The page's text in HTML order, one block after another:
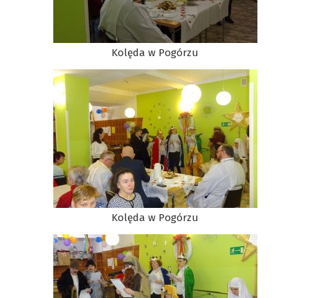
Kolęda w Pogórzu
Kolęda w Pogórzu